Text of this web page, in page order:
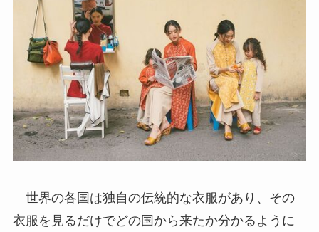
世界の各国は独自の伝統的な衣服があり、その
衣服を見るだけでどの国から来たか分かるように